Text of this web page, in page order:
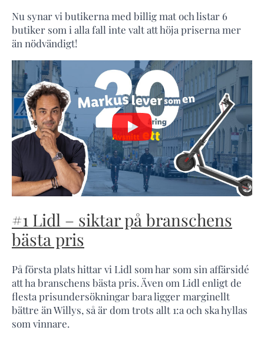
Nu synar vi butikerna med billig mat och listar 6
butiker som i alla fall inte valt att höja priserna mer
än nödvändigt!
#1 Lidl – siktar på branschens
bästa pris
På första plats hittar vi Lidl som har som sin affärsidé
att ha branschens bästa pris. Även om Lidl enligt de
flesta prisundersökningar bara ligger marginellt
bättre än Willys, så är dom trots allt 1:a och ska hyllas
som vinnare.